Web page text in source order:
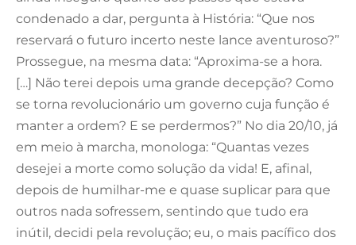
condenado a dar, pergunta à História: “Que nos
reservará o futuro incerto neste lance aventuroso?”
Prossegue, na mesma data: “Aproxima-se a hora.
[…] Não terei depois uma grande decepção? Como
se torna revolucionário um governo cuja função é
manter a ordem? E se perdermos?” No dia 20/10, já
em meio à marcha, monologa: “Quantas vezes
desejei a morte como solução da vida! E, afinal,
depois de humilhar-me e quase suplicar para que
outros nada sofressem, sentindo que tudo era
inútil, decidi pela revolução; eu, o mais pacífico dos